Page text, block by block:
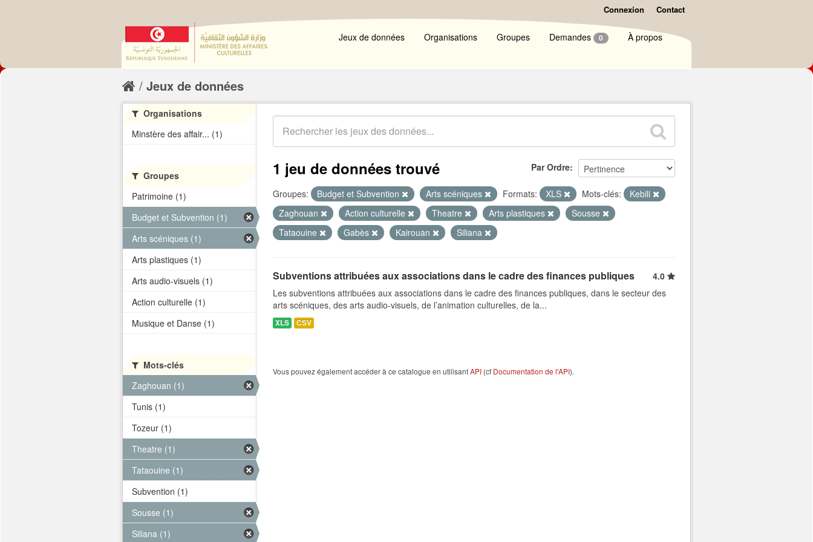
Connexion Contact
Jeux de données Organisations Groupes Demandes 0 À propos
Jeux de données
Par Ordre
1 jeu de données trouvé
Groupes: Budget et Subvention Arts scéniques Formats: XLS Mots-clés:
Kebili
Zaghouan
Action culturelle Theatre Arts plastiques
Sousse
Tataouine
Gabès Kairouan Siliana
Subventions attribuées aux associations dans le cadre des finances publiques
4.0
Les subventions attribuées aux associations dans le cadre des finances publiques, dans le secteur des
arts scéniques, des arts audio-visuels, de l’animation culturelles, de la...
XLS CSV
Vous pouvez également accéder à ce catalogue en utilisantAPI (cf Documentation de l'API).
Organisations
Minstère des affair... (1)
Groupes
Patrimoine (1)
Budget et Subvention (1)
Arts scéniques (1)
Arts plastiques (1)
Arts audio-visuels (1)
Action culturelle (1)
Musique et Danse (1)
Mots-clés
Zaghouan (1)
Tunis (1)
Tozeur (1)
Theatre (1)
Tataouine (1)
Subvention (1)
Sousse (1)
Siliana (1)